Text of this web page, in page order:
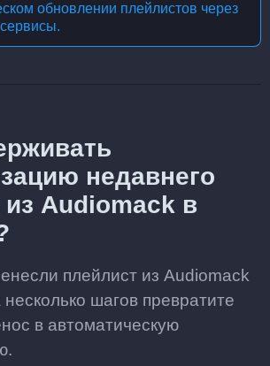
обновлении плейлистов через
.
недавнего
из Audiomack в
плейлист из Audiomack
шагов превратите
в автоматическую